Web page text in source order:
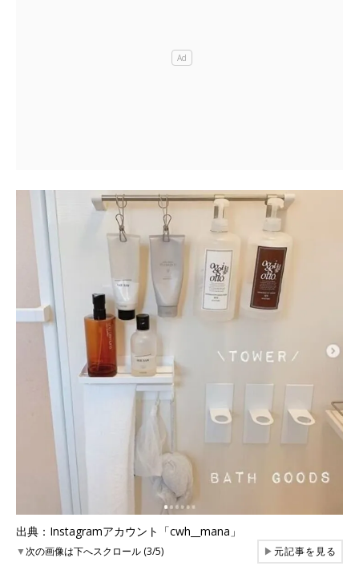
出典：Instagramアカウント「cwh__mana」
▼次の画像は下へスクロール (3/5) ▶元記事を見る